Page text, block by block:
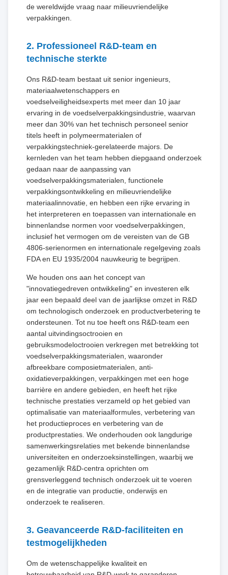
de wereldwijde vraag naar milieuvriendelijke
verpakkingen.
2. Professioneel R&D-team en
technische sterkte
Ons R&D-team bestaat uit senior ingenieurs,
materiaalwetenschappers en
voedselveiligheidsexperts met meer dan 10 jaar
ervaring in de voedselverpakkingsindustrie, waarvan
meer dan 30% van het technisch personeel senior
titels heeft in polymeermaterialen of
verpakkingstechniek-gerelateerde majors. De
kernleden van het team hebben diepgaand onderzoek
gedaan naar de aanpassing van
voedselverpakkingsmaterialen, functionele
verpakkingsontwikkeling en milieuvriendelijke
materiaalinnovatie, en hebben een rijke ervaring in
het interpreteren en toepassen van internationale en
binnenlandse normen voor voedselverpakkingen,
inclusief het vermogen om de vereisten van de GB
4806-serienormen en internationale regelgeving zoals
FDA en EU 1935/2004 nauwkeurig te begrijpen.
We houden ons aan het concept van
"innovatiegedreven ontwikkeling" en investeren elk
jaar een bepaald deel van de jaarlijkse omzet in R&D
om technologisch onderzoek en productverbetering te
ondersteunen. Tot nu toe heeft ons R&D-team een ​​
aantal uitvindingsoctrooien en
gebruiksmodeloctrooien verkregen met betrekking tot
voedselverpakkingsmaterialen, waaronder
afbreekbare composietmaterialen, anti-
oxidatieverpakkingen, verpakkingen met een hoge
barrière en andere gebieden, en heeft het rijke
technische prestaties verzameld op het gebied van
optimalisatie van materiaalformules, verbetering van
het productieproces en verbetering van de
productprestaties. We onderhouden ook langdurige
samenwerkingsrelaties met bekende binnenlandse
universiteiten en onderzoeksinstellingen, waarbij we
gezamenlijk R&D-centra oprichten om
grensverleggend technisch onderzoek uit te voeren
en de integratie van productie, onderwijs en
onderzoek te realiseren.
3. Geavanceerde R&D-faciliteiten en
testmogelijkheden
Om de wetenschappelijke kwaliteit en